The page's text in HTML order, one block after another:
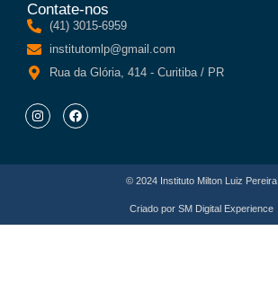
Contate-nos
(41) 3015-6959
institutomlp@gmail.com
Rua da Glória, 414 - Curitiba / PR
© 2024 Instituto Milton Luiz Pereira
Criado por SM Digital Experience